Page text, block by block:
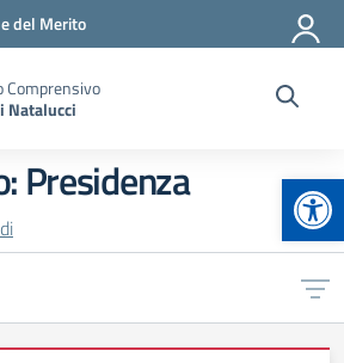
del Merito
Comprensivo
Natalucci
Presidenza